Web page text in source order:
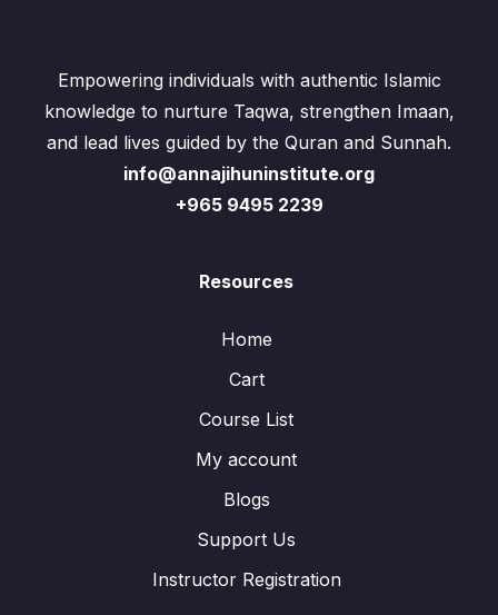
Empowering individuals with authentic Islamic
knowledge to nurture Taqwa, strengthen Imaan,
and lead lives guided by the Quran and Sunnah.
info@annajihuninstitute.org
+965 9495 2239
Resources
Home
Cart
Course List
My account
Blogs
Support Us
Instructor Registration